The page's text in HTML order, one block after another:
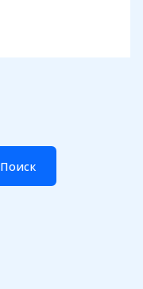
Поиск